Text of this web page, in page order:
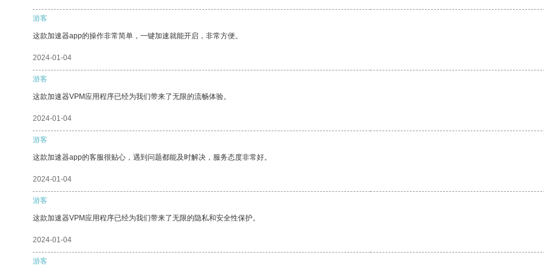
游客
这款加速器app的操作非常简单，一键加速就能开启，非常方便。
2024-01-04
游客
这款加速器VPM应用程序已经为我们带来了无限的流畅体验。
2024-01-04
游客
这款加速器app的客服很贴心，遇到问题都能及时解决，服务态度非常好。
2024-01-04
游客
这款加速器VPM应用程序已经为我们带来了无限的隐私和安全性保护。
2024-01-04
游客